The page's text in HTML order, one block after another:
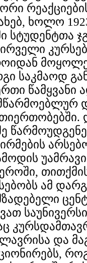
ხოლო
სტუდენტთა
საკმაოდ
წამყვანი
ამ
და